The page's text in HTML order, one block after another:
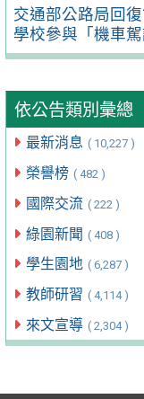
交通部公路局回
學校參與「機車
依公告類別彙總
最新消息 ( 10,227 )
榮譽榜 ( 482 )
國際交流 ( 222 )
綠園新聞 ( 408 )
學生園地 ( 6,287 )
教師研習 ( 4,114 )
來文宣導 ( 2,304 )